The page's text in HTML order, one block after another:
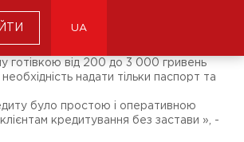
UA
готівкою від 200 до 3 000 гривень
надати тільки паспорт та
було простою і оперативною
кредитування без застави », -